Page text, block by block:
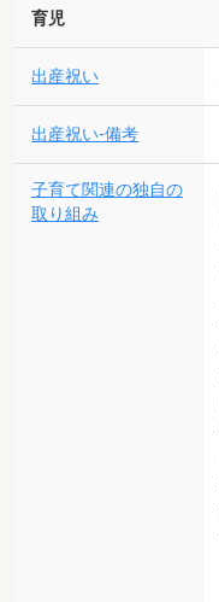
育児
出産祝い
出産祝い-備考
子育て関連の独自の
取り組み